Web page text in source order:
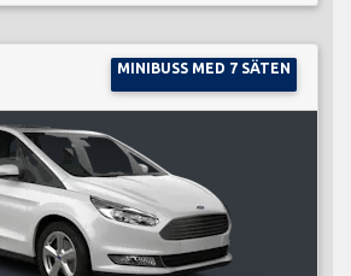
MINIBUSS MED 7 SÄTEN